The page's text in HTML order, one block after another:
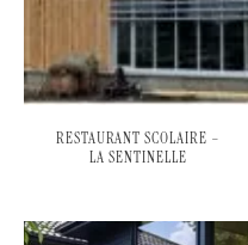
RESTAURANT SCOLAIRE –
LA SENTINELLE